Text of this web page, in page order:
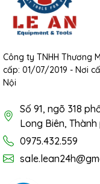
Công ty TNHH Thương
cấp: 01/07/2019 - Nơi
Nội
Số 91, ngõ 318
Long Biên,
0975.432.559